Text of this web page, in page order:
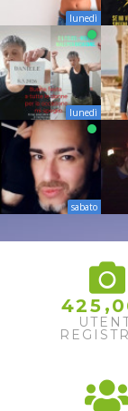
lunedì
lunedì
sabato
425 ,0